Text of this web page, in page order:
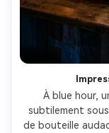
À blue hour,
subtilement
de bouteille